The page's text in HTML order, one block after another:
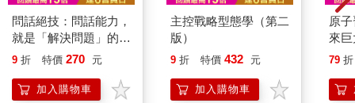
是日本第一。
譬如罐裝果汁，如果是一般街邊的自動販賣機，每瓶約一百
多日圓，但若在富士山頂買，售價會飆升到五百日圓。平時兩百
日圓可以買到的杯裝泡麵，在富士山頂要賣八百日圓。
售價飆升的理由很容易理解，因為商品必須運送到富士山
頂，而且店本身必須在富士山頂營業，成本自然會變高。此外，
問話絕技：問話能力，
就是「解決問題」的能
力
9 折 特價 270 元
加入購物車
主控戰略型態學（第二
版）
9 折 特價 432 元
加入購物車
原
來
79 折